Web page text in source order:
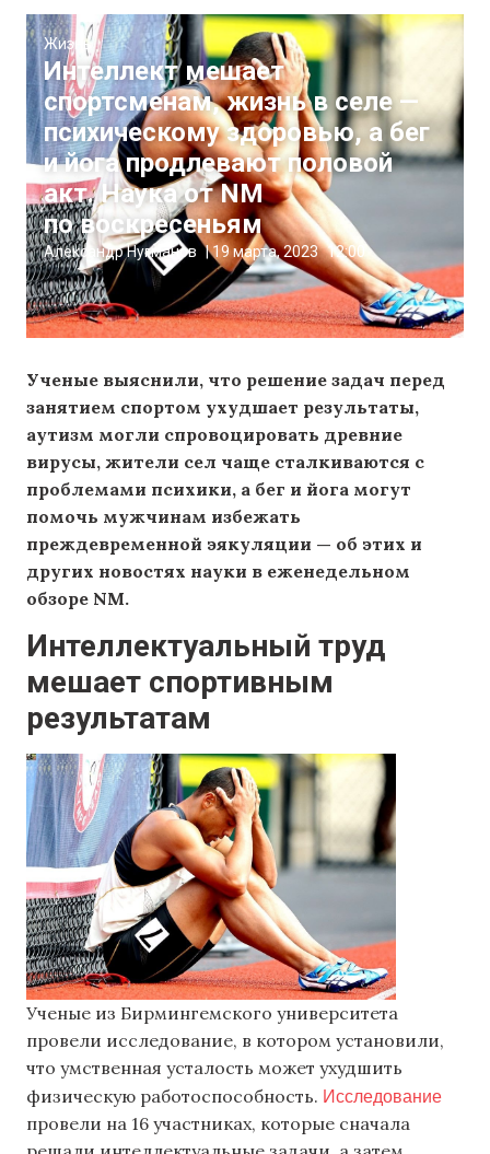
Жизнь
Интеллект мешает
спортсменам, жизнь в селе —
психическому здоровью, а бег
и йога продлевают половой
акт. Наука от NM
по воскресеньям
Александр Нугманов |19 марта, 2023 12:00
Ученые выяснили, что решение задач перед
занятием спортом ухудшает результаты,
аутизм могли спровоцировать древние
вирусы, жители сел чаще сталкиваются с
проблемами психики, а бег и йога могут
помочь мужчинам избежать
преждевременной эякуляции — об этих и
других новостях науки в еженедельном
обзоре NM.
Интеллектуальный труд
мешает спортивным
результатам
Ученые из Бирмингемского университета
провели исследование, в котором установили,
что умственная усталость может ухудшить
физическую работоспособность. Исследование
провели на 16 участниках, которые сначала